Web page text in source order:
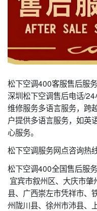
松下空调400客服售后服
深圳松下空调售后电话/
维修服务多语言服务，跨
户提供多语言服务，如英
心服务。
松下空调服务网点咨询热
松下空调400全国售后服
宜宾市叙州区、大庆市
县、广西崇左市凭祥市、
州陇川县、徐州市沛县、